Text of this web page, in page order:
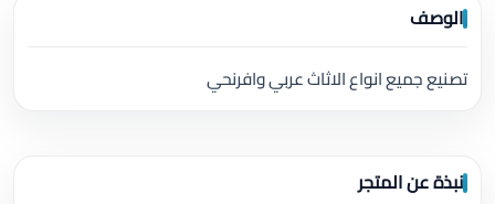
الوصف
تصنيع جميع انواع الاثاث عربي وافرنحي
نبذة عن المتجر